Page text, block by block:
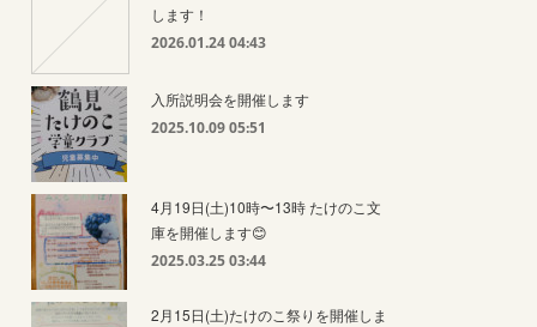
します！
2026.01.24 04:43
入所説明会を開催します
2025.10.09 05:51
4月19日(土)10時〜13時 たけのこ文
庫を開催します😊
2025.03.25 03:44
2月15日(土)たけのこ祭りを開催しま